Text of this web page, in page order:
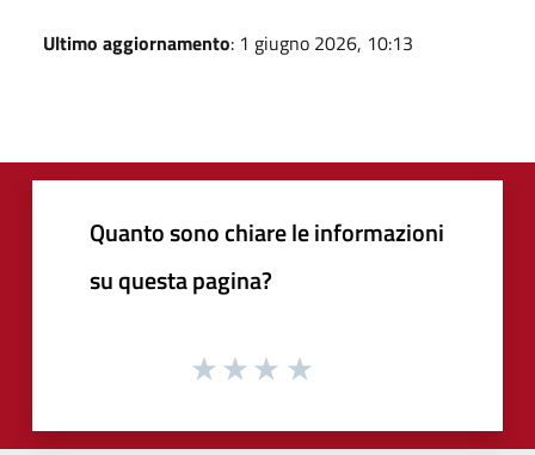
Ultimo aggiornamento: 1 giugno 2026, 10:13
Quanto sono chiare le informazioni
su questa pagina?